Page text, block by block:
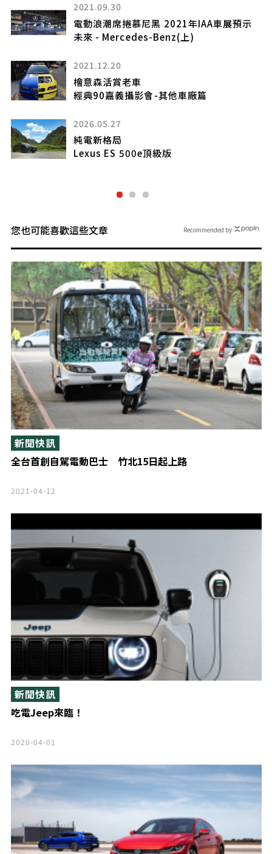
2021.09.30
電動浪潮席捲慕尼黑 2021年IAA車展預示
未來 - Mercedes-Benz(上)
2021.12.20
檜意森活賞老車
經典90嘉義攝影會-其他車廠篇
2026.05.27
純電新格局
Lexus ES 500e頂級版
您也可能喜歡這些文章
全台首創自駕電動巴士 竹北15日起上路
新聞快訊
2021-04-12
吃電Jeep來臨！
新聞快訊
2020-04-01
Recommended by